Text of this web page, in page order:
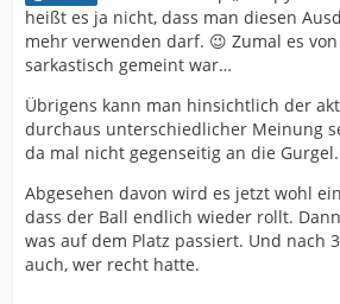
heißt es ja nicht, dass man diesen
mehr verwenden darf. 😉 Zumal es von
sarkastisch gemeint war…
Übrigens kann man hinsichtlich der
durchaus unterschiedlicher Meinung
da mal nicht gegenseitig an die
Abgesehen davon wird es jetzt wohl
dass der Ball endlich wieder rollt.
was auf dem Platz passiert. Und nach
auch, wer recht hatte.